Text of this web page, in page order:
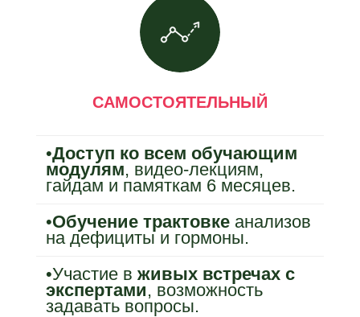
САМОСТОЯТЕЛЬНЫЙ
•Доступ ко всем обучающим
модулям, видео-лекциям,
гайдам и памяткам 6 месяцев.
•Обучение трактовке анализов
на дефициты и гормоны.
•Участие в живых встречах с
экспертами, возможность
задавать вопросы.